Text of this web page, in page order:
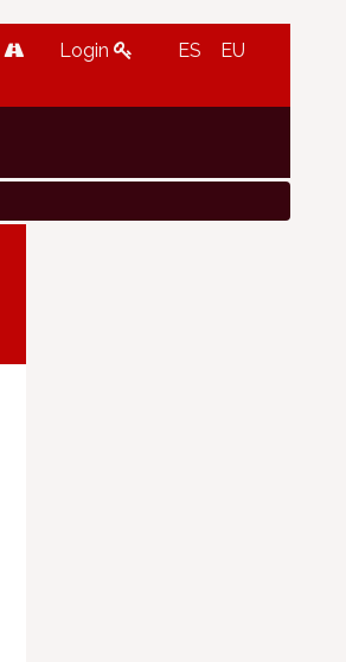
Login ES EU